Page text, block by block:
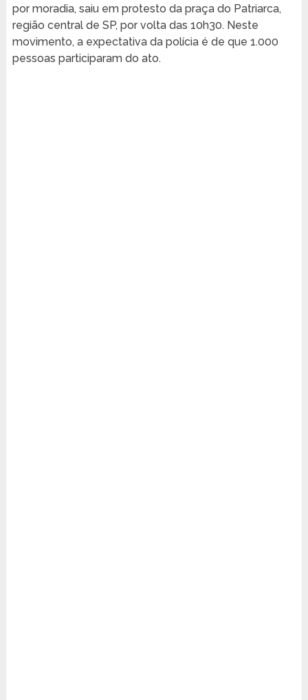
por moradia, saiu em protesto da praça do Patriarca,
região central de SP, por volta das 10h30. Neste
movimento, a expectativa da polícia é de que 1.000
pessoas participaram do ato.